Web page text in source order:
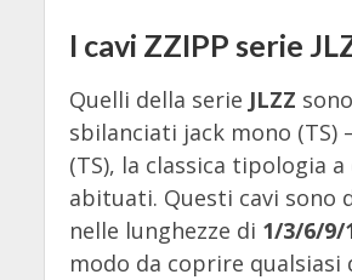
I cavi ZZIPP serie
Quelli della serie JLZZ
sbilanciati jack mono (TS)
(TS), la classica tipologia
abituati. Questi cavi sono
nelle lunghezze di 1/3/6/
modo da coprire qualsiasi